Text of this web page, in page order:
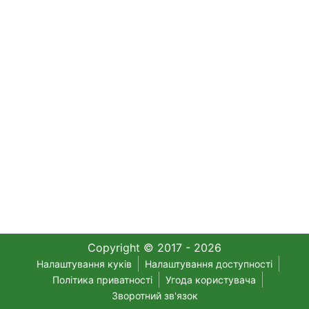
Copyright © 2017 - 2026
Налаштування куків
Налаштування доступності
Політика приватності
Угода користувача
Зворотний зв'язок